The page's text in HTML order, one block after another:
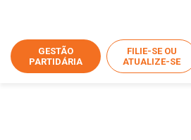
GESTÃO
PARTIDÁRIA
FILIE-SE OU
ATUALIZE-SE